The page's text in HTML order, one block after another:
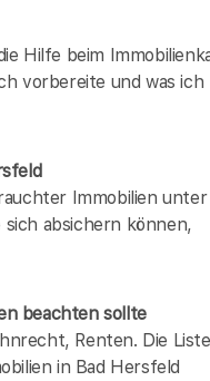
Hilfe beim
vorbereite und was ich
Immobilien unter
sich absichern können,
beachten sollte
Renten. Die
in Bad Hersfeld